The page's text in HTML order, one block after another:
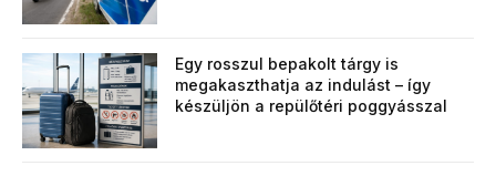
Egy rosszul bepakolt tárgy is
megakaszthatja az indulást – így
készüljön a repülőtéri poggyásszal